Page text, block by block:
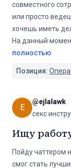
совместного
или просто
хочешь иметь
На данный
полностью
Позиция:
E
@ejlalawk
секс
Ищу
Пойду чаттером
смог стать